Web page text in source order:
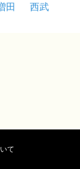
田 西武
て